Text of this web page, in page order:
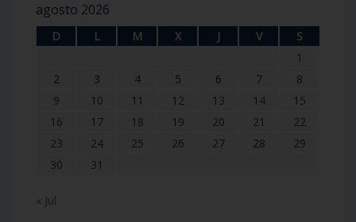
agosto 2026
D L M X J V
S
1
2
3 4 5 6 7
8
9
10 11 12 13 14
15
16
17 18 19 20 21
22
23
24 25 26 27 28
29
30
31
« Jul